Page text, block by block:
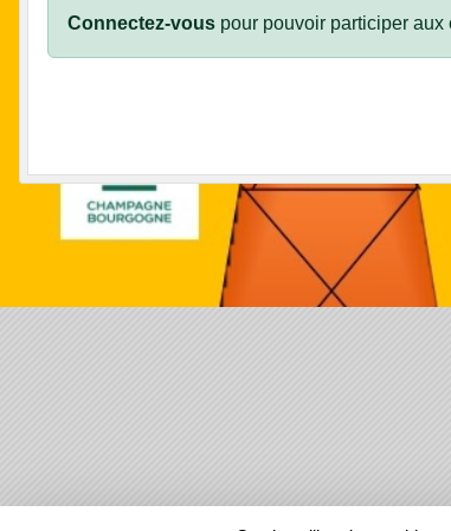
Connectez-vous pour pouvoir participer aux